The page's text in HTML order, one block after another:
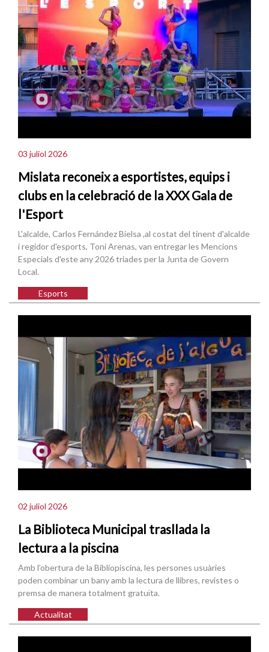
03 juliol 2026
Mislata reconeix a esportistes, equips i
clubs en la celebració de la XXX Gala de
l'Esport
L'alcalde, Carlos Fernández Bielsa ,al costat del tinent d'alcalde
i regidor d'esports, Toni Arenas, van entregar les Mencions
Especials d'este any 2026 triades per la Junta de Govern
Local.
Esports
02 juliol 2026
La Biblioteca Municipal trasllada la
lectura a la piscina
Amb l’obertura de la Bibliopiscina, les persones usuàries
poden combinar un bany amb la lectura de llibres, revistes o
premsa de manera totalment gratuïta.
Actualitat